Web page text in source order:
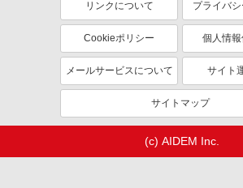
リンクについて プライバ
Cookieポリシー 個人情
メールサービスについて サイト
サイトマップ
(c) AIDEM Inc.